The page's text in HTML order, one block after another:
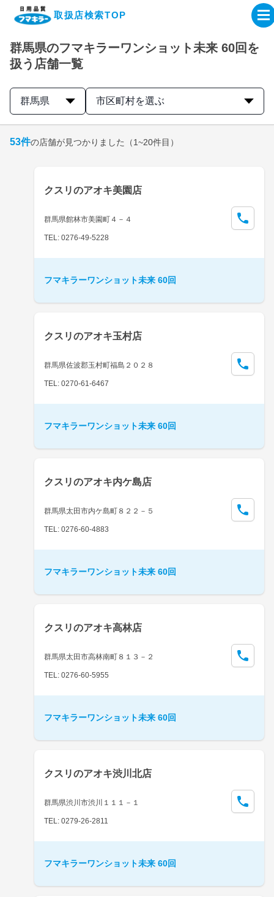
取扱店検索TOP
企業・IR情報サイト
製品情報サイト
取扱店検索はこちら
群馬県のフマキラーワンショット未来 60回を
扱う店舗一覧
群馬県 市区町村を選ぶ
53件の店舗が見つかりました （1~20件目）
クスリのアオキ美園店
群馬県館林市美園町４－４
TEL: 0276-49-5228
フマキラーワンショット未来 60回
クスリのアオキ玉村店
群馬県佐波郡玉村町福島２０２８
TEL: 0270-61-6467
フマキラーワンショット未来 60回
クスリのアオキ内ケ島店
群馬県太田市内ケ島町８２２－５
TEL: 0276-60-4883
フマキラーワンショット未来 60回
クスリのアオキ高林店
群馬県太田市高林南町８１３－２
TEL: 0276-60-5955
フマキラーワンショット未来 60回
クスリのアオキ渋川北店
群馬県渋川市渋川１１１－１
TEL: 0279-26-2811
フマキラーワンショット未来 60回